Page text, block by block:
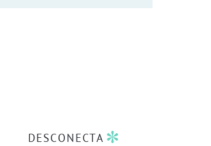
DESCONECTA